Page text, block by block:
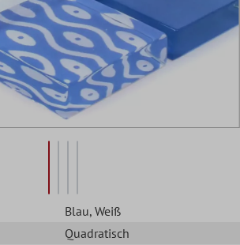
Blau, Weiß
Quadratisch